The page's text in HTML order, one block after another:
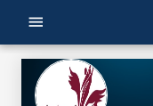
menu